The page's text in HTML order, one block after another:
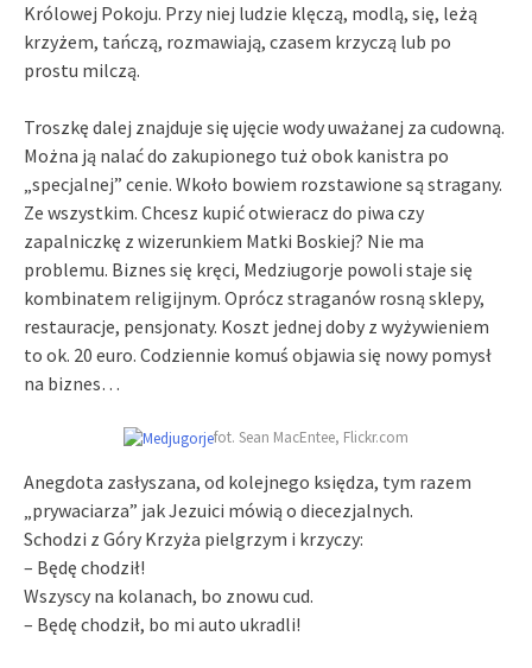
Królowej Pokoju. Przy niej ludzie klęczą, modlą, się, leżą
krzyżem, tańczą, rozmawiają, czasem krzyczą lub po
prostu milczą.
Troszkę dalej znajduje się ujęcie wody uważanej za cudowną.
Można ją nalać do zakupionego tuż obok kanistra po
„specjalnej” cenie. Wkoło bowiem rozstawione są stragany.
Ze wszystkim. Chcesz kupić otwieracz do piwa czy
zapalniczkę z wizerunkiem Matki Boskiej? Nie ma
problemu. Biznes się kręci, Medziugorje powoli staje się
kombinatem religijnym. Oprócz straganów rosną sklepy,
restauracje, pensjonaty. Koszt jednej doby z wyżywieniem
to ok. 20 euro. Codziennie komuś objawia się nowy pomysł
na biznes…
fot. Sean MacEntee, Flickr.com
Anegdota zasłyszana, od kolejnego księdza, tym razem
„prywaciarza” jak Jezuici mówią o diecezjalnych.
Schodzi z Góry Krzyża pielgrzym i krzyczy:
– Będę chodził!
Wszyscy na kolanach, bo znowu cud.
– Będę chodził, bo mi auto ukradli!